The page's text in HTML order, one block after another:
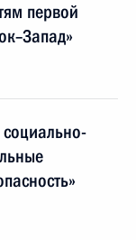
первой